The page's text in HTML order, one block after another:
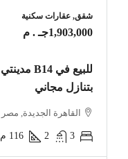
شقق, عقارات سكنية
1,903,000جـ . م
بتنازل مجاني
القاهرة الجديدة, مصر
3
2
116 م2